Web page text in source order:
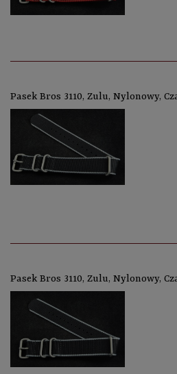
Pasek Bros 3110, Zulu, Nylonowy,
Pasek Bros 3110, Zulu, Nylonowy,